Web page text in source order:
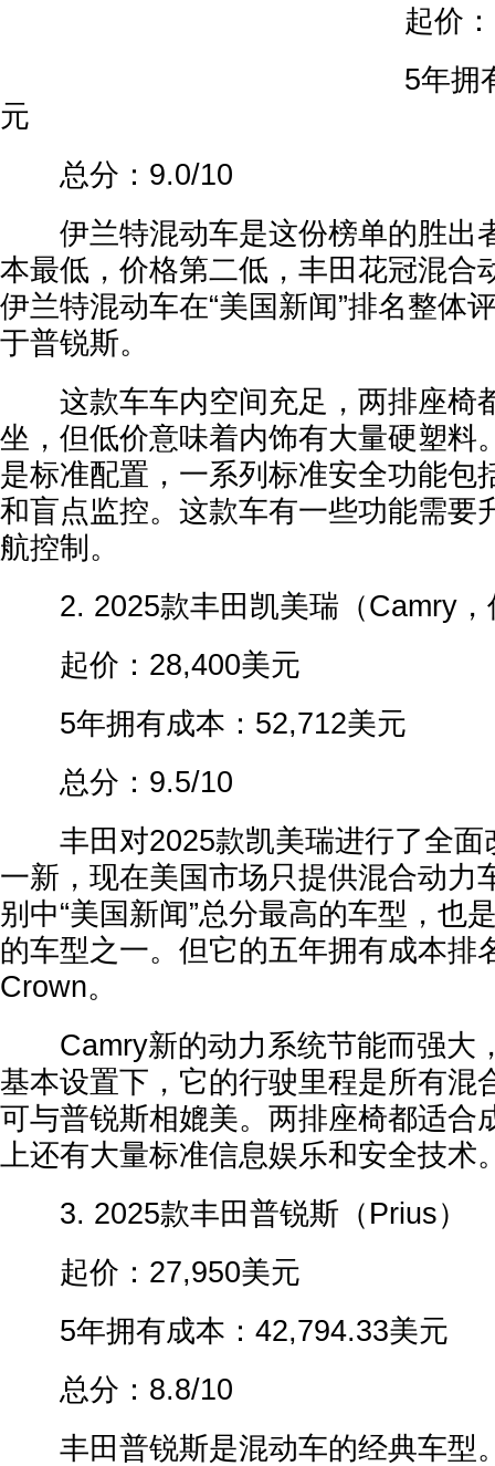
起价：
5年拥有
元
总分：9.0/10
伊兰特混动车是这份榜单的胜出
本最低，价格第二低，丰田花冠混合
伊兰特混动车在“美国新闻”排名整体
于普锐斯。
这款车车内空间充足，两排座椅
坐，但低价意味着内饰有大量硬塑料
是标准配置，一系列标准安全功能包
和盲点监控。这款车有一些功能需要
航控制。
2. 2025款丰田凯美瑞（Camry，
起价：28,400美元
5年拥有成本：52,712美元
总分：9.5/10
丰田对2025款凯美瑞进行了全面
一新，现在美国市场只提供混合动力
别中“美国新闻”总分最高的车型，也
的车型之一。但它的五年拥有成本排
Crown。
Camry新的动力系统节能而强大
基本设置下，它的行驶里程是所有混
可与普锐斯相媲美。两排座椅都适合
上还有大量标准信息娱乐和安全技术
3. 2025款丰田普锐斯（Prius）
起价：27,950美元
5年拥有成本：42,794.33美元
总分：8.8/10
丰田普锐斯是混动车的经典车型